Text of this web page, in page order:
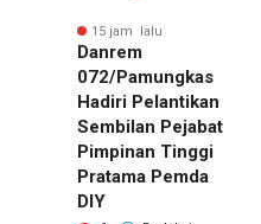
15 jam lalu
Danrem
072/Pamungkas
Hadiri Pelantikan
Sembilan Pejabat
Pimpinan Tinggi
Pratama Pemda
DIY